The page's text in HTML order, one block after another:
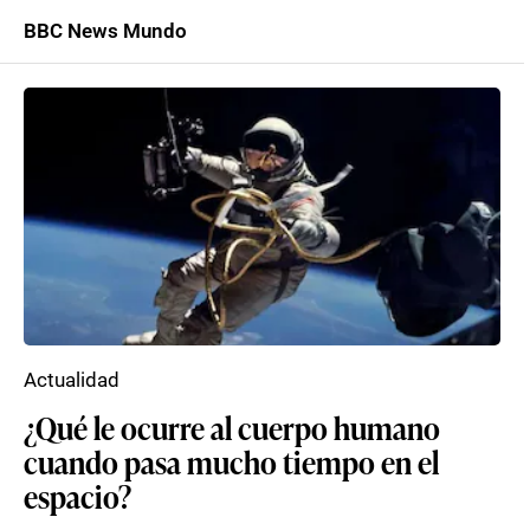
BBC News Mundo
¿Qué le ocurre al cuerpo humano
cuando pasa mucho tiempo en el
espacio?
Actualidad